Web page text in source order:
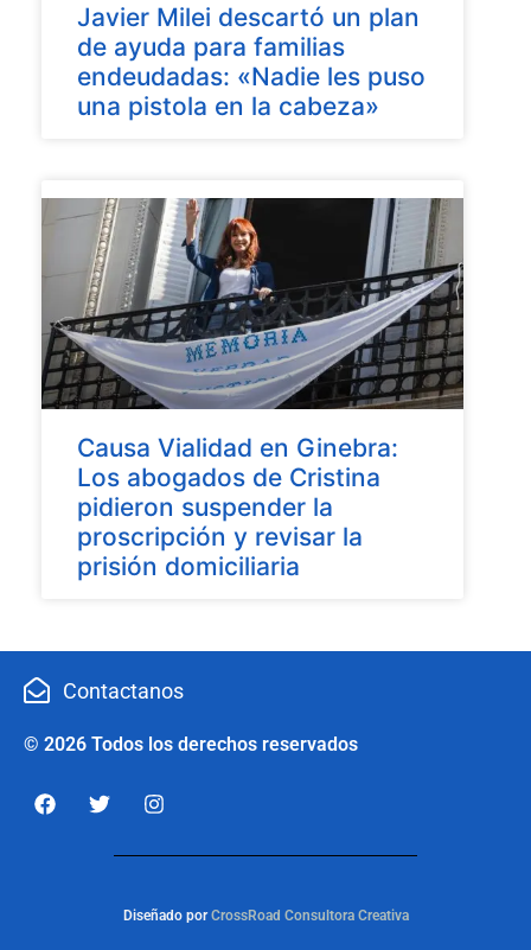
Javier Milei descartó un plan
de ayuda para familias
endeudadas: «Nadie les puso
una pistola en la cabeza»
Causa Vialidad en Ginebra:
Los abogados de Cristina
pidieron suspender la
proscripción y revisar la
prisión domiciliaria
Contactanos
© 2026 Todos los derechos reservados
Diseñado porCrossRoad Consultora Creativa